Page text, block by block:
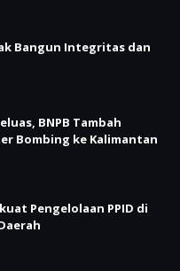
Bangun Integritas dan
BNPB Tambah
Bombing ke Kalimantan
Pengelolaan PPID di